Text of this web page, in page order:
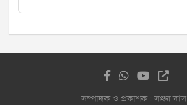
সম্পাদক ও প্রকাশক : সঞ্জয় দাস